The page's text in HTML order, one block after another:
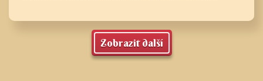
Zobrazit další